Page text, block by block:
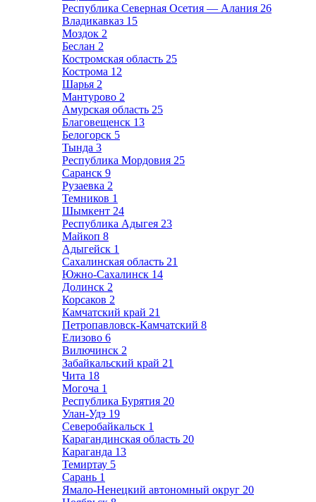
Республика Северная Осетия — Алания 26
Владикавказ 15
Моздок 2
Беслан 2
Костромская область 25
Кострома 12
Шарья 2
Мантурово 2
Амурская область 25
Благовещенск 13
Белогорск 5
Тында 3
Республика Мордовия 25
Саранск 9
Рузаевка 2
Темников 1
Шымкент 24
Республика Адыгея 23
Майкоп 8
Адыгейск 1
Сахалинская область 21
Южно-Сахалинск 14
Долинск 2
Корсаков 2
Камчатский край 21
Петропавловск-Камчатский 8
Елизово 6
Вилючинск 2
Забайкальский край 21
Чита 18
Могоча 1
Республика Бурятия 20
Улан-Удэ 19
Северобайкальск 1
Карагандинская область 20
Караганда 13
Темиртау 5
Сарань 1
Ямало-Ненецкий автономный округ 20